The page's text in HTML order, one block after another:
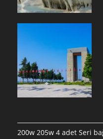
200w 205w 4 adet Seri